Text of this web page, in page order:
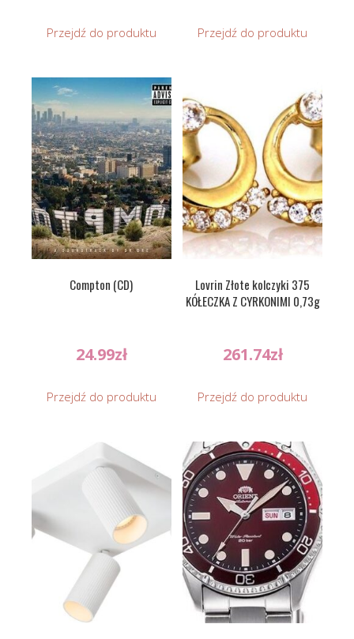
Przejdź do produktu Przejdź do produktu
Compton (CD)
24.99zł
Przejdź do produktu
Lovrin Złote kolczyki 375
KÓŁECZKA Z CYRKONIMI 0,73g
261.74zł
Przejdź do produktu